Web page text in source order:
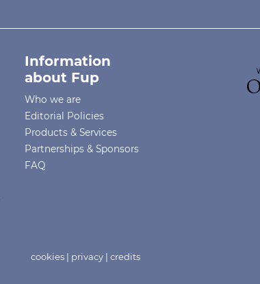
Information
about Fup
Who we are
Editorial Policies
Products & Services
Partnerships & Sponsors
FAQ
cookies | privacy |credits